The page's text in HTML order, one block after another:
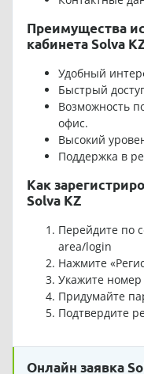
Преимущества
кабинета Solva
Удобный
Быстрый
Возможность
офис.
Высокий
Поддержка в
Как
Solva KZ
Перейдите по
area/login
Нажмите
Укажите номер
Придумайте
Подтвердите
Онлайн заявка